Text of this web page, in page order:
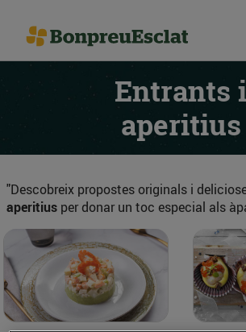
Entrants i
aperitius
"Descobreix propostes originals i
aperitius per donar un toc especial als